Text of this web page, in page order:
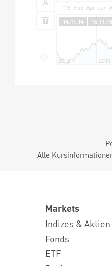
Alle
Markets
Indizes & Aktien
Fonds
ETF